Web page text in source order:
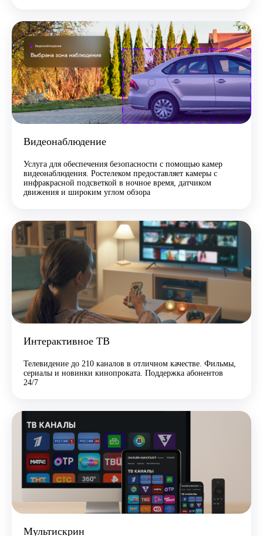
Видеонаблюдение
Услуга для обеспечения безопасности с помощью камер
видеонаблюдения. Ростелеком предоставляет камеры с
инфракрасной подсветкой в ночное время, датчиком
движения и широким углом обзора
Интерактивное ТВ
Телевидение до 210 каналов в отличном качестве. Фильмы,
сериалы и новинки кинопроката. Поддержка абонентов
24/7
Мультискрин